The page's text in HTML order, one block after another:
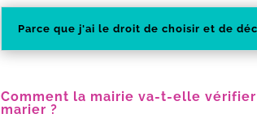
Parce que j'ai le droit de choisir et de
Comment la mairie va-t-elle vérifier
marier ?